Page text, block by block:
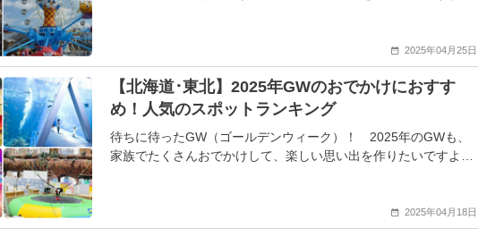
2025年04月25日
【北海道･東北】2025年GWのおでかけにおすす
め！人気のスポットランキング
待ちに待ったGW（ゴールデンウィーク）！ 2025年のGWも、
家族でたくさんおでかけして、楽しい思い出を作りたいですよ…
2025年04月18日